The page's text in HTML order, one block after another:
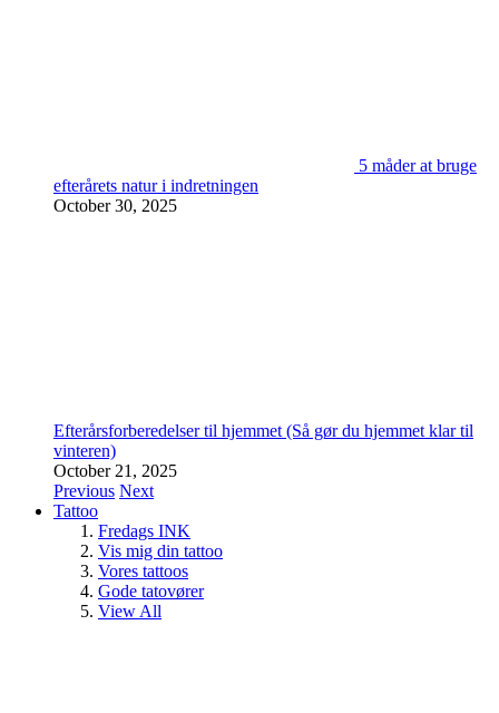
5 måder at bruge
efterårets natur i indretningen
October 30, 2025
Efterårsforberedelser til hjemmet (Så gør du hjemmet klar til
vinteren)
October 21, 2025
Previous Next
Tattoo
Fredags INK
Vis mig din tattoo
Vores tattoos
Gode tatovører
View All